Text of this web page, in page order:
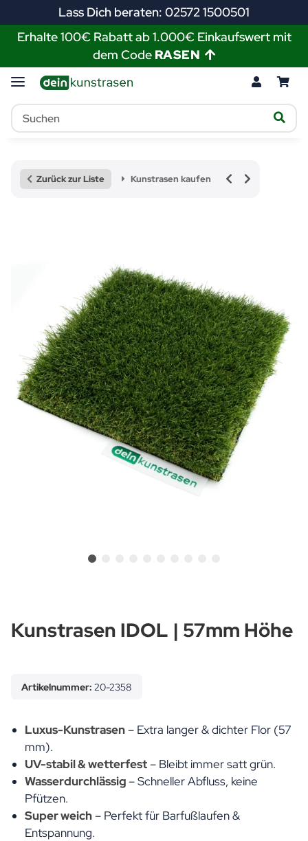
Lass Dich beraten: 02572 1500501
Erhalte 100€ Rabatt ab 1.000€ Einkaufswert mit
dem Code RASEN
Zurück zur Liste Kunstrasen kaufen
Kunstrasen IDOL | 57mm Höhe
Artikelnummer: 20-2358
Luxus-Kunstrasen– Extra langer & dichter Flor (57
mm).
UV-stabil & wetterfest– Bleibt immer satt grün.
Wasserdurchlässig– Schneller Abfluss, keine
Pfützen.
Super weich– Perfekt für Barfußlaufen &
Entspannung.